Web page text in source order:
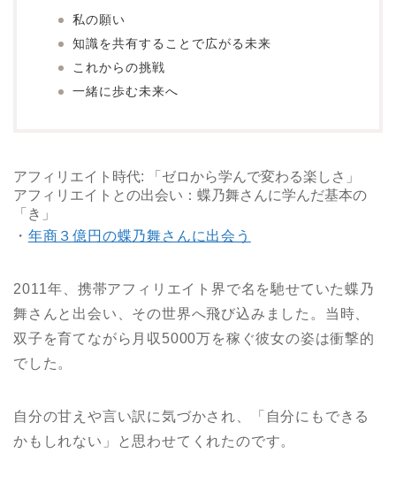
私の願い
知識を共有することで広がる未来
これからの挑戦
一緒に歩む未来へ
アフィリエイト時代: 「ゼロから学んで変わる楽しさ」
アフィリエイトとの出会い：蝶乃舞さんに学んだ基本の
「き」
・ 年商３億円の蝶乃舞さんに出会う
2011年、携帯アフィリエイト界で名を馳せていた蝶乃
舞さんと出会い、その世界へ飛び込みました。当時、
双子を育てながら月収5000万を稼ぐ彼女の姿は衝撃的
でした。
自分の甘えや言い訳に気づかされ、「自分にもできる
かもしれない」と思わせてくれたのです。